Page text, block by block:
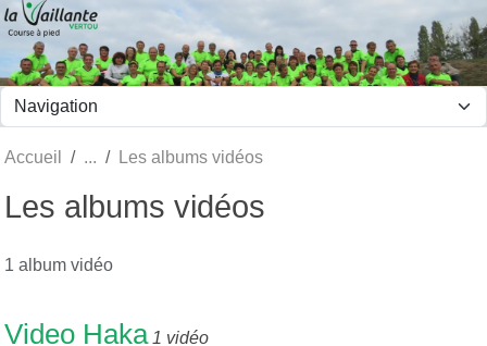
Accueil Les albums vidéos
Les albums vidéos
1 album vidéo
Video Haka 1 vidéo
Panneau de gestion des cookies